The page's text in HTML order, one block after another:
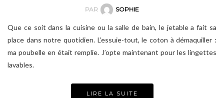
PAR SOPHIE
Que ce soit dans la cuisine ou la salle de bain, le jetable a fait sa
place dans notre quotidien. L’essuie-tout, le coton à démaquiller :
ma poubelle en était remplie. J’opte maintenant pour les lingettes
lavables.
LIRE LA SUITE